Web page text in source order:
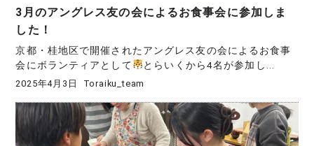
3月のアングレス友の会によるお食事会に参加しま
した！
京都・桂地区で開催されたアングレス友の会によるお食事
会にボランティアとして
とらいくから4名が参加し...
2025年4月3日 Toraiku_team